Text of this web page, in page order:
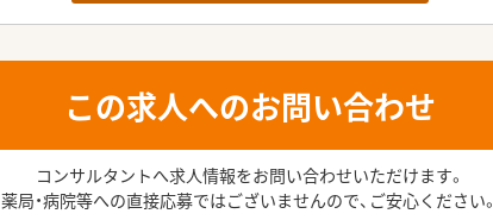
この求人へのお問い合わせ
コンサルタントへ求人情報をお問い合わせいただけます。
薬局・病院等への直接応募ではございませんので、ご安心ください。